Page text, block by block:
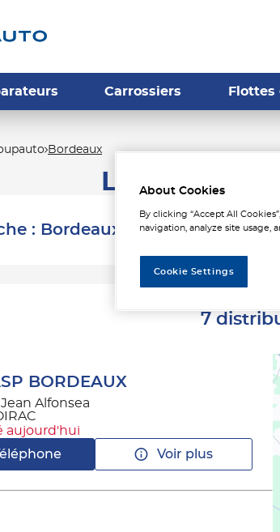
Carrossiers
Bordeaux
Les
: Bordeaux
7
BORDEAUX
Alfonsea
aujourd'hui
Voir plus
About Cookies
By clicking “Accept All
navigation, analyze site usage,
Cookie Settings